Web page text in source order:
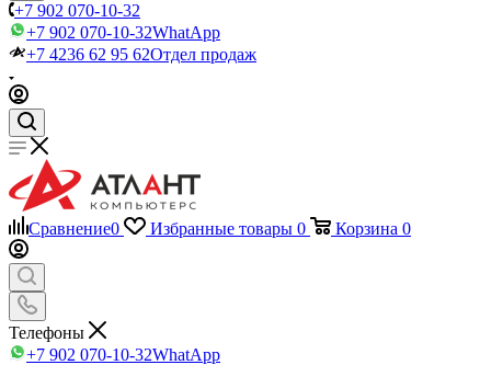
+7 902 070-10-32
+7 902 070-10-32WhatApp
+7 4236 62 95 62Отдел продаж
Сравнение0 Избранные товары 0 Корзина 0
Телефоны
+7 902 070-10-32WhatApp